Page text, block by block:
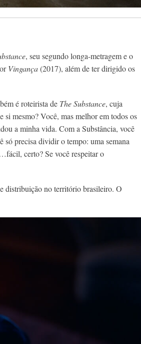
, seu segundo longa-metragem e o
Vingança(2017), além de ter dirigido os
é roteirista de The Substance, cuja
mesmo? Você, mas melhor em todos os
a minha vida. Com a Substância, você
só precisa dividir o tempo: uma semana
certo? Se você respeitar o
distribuição no território brasileiro. O